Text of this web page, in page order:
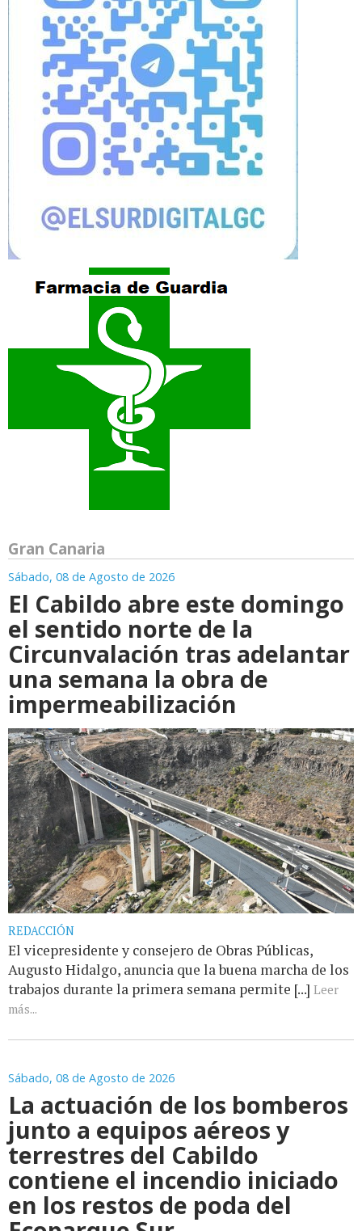
Gran Canaria
Sábado, 08 de Agosto de 2026
El Cabildo abre este domingo
el sentido norte de la
Circunvalación tras adelantar
una semana la obra de
impermeabilización
REDACCIÓN
El vicepresidente y consejero de Obras Públicas,
Augusto Hidalgo, anuncia que la buena marcha de los
trabajos durante la primera semana permite [...] Leer
más...
Sábado, 08 de Agosto de 2026
La actuación de los bomberos
junto a equipos aéreos y
terrestres del Cabildo
contiene el incendio iniciado
en los restos de poda del